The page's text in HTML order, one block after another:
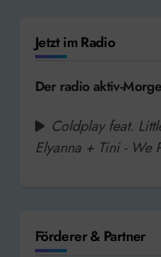
Jetzt im Radio
Der radio aktiv-
Coldplay feat.
Elyanna + Tini - We
Förderer & Partner